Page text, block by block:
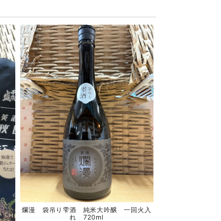
爛漫 袋吊り雫酒 純米大吟醸 一回火入
れ 720ml